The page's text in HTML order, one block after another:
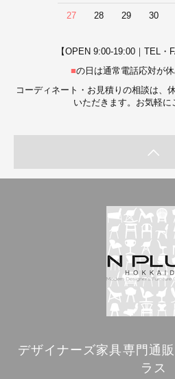
27 28 29 30
【OPEN 9:00-19:00｜TEL・
■の日は通常電話応対が休
コーディネート・お見積りの相談は、
いただきます。お気軽に
デザイナーズ家具専門通
ラス